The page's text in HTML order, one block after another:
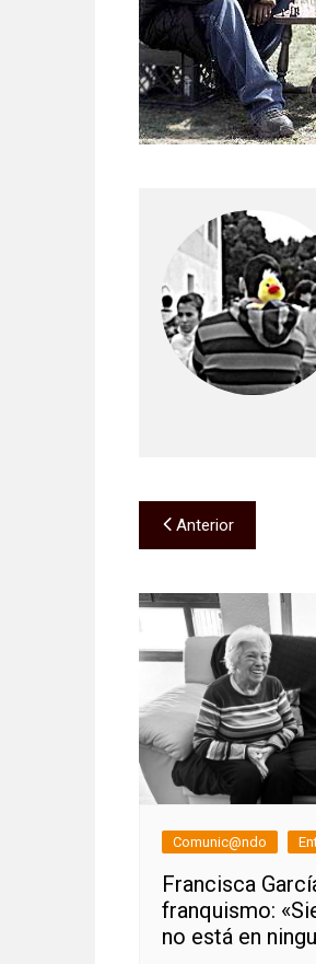
Navegación
de
entradas
Anterior
Comunic@ndo
Francisca
franquismo:
no está en